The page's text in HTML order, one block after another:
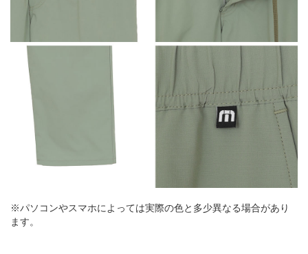
※パソコンやスマホによっては実際の色と多少異なる場合があり
ます。